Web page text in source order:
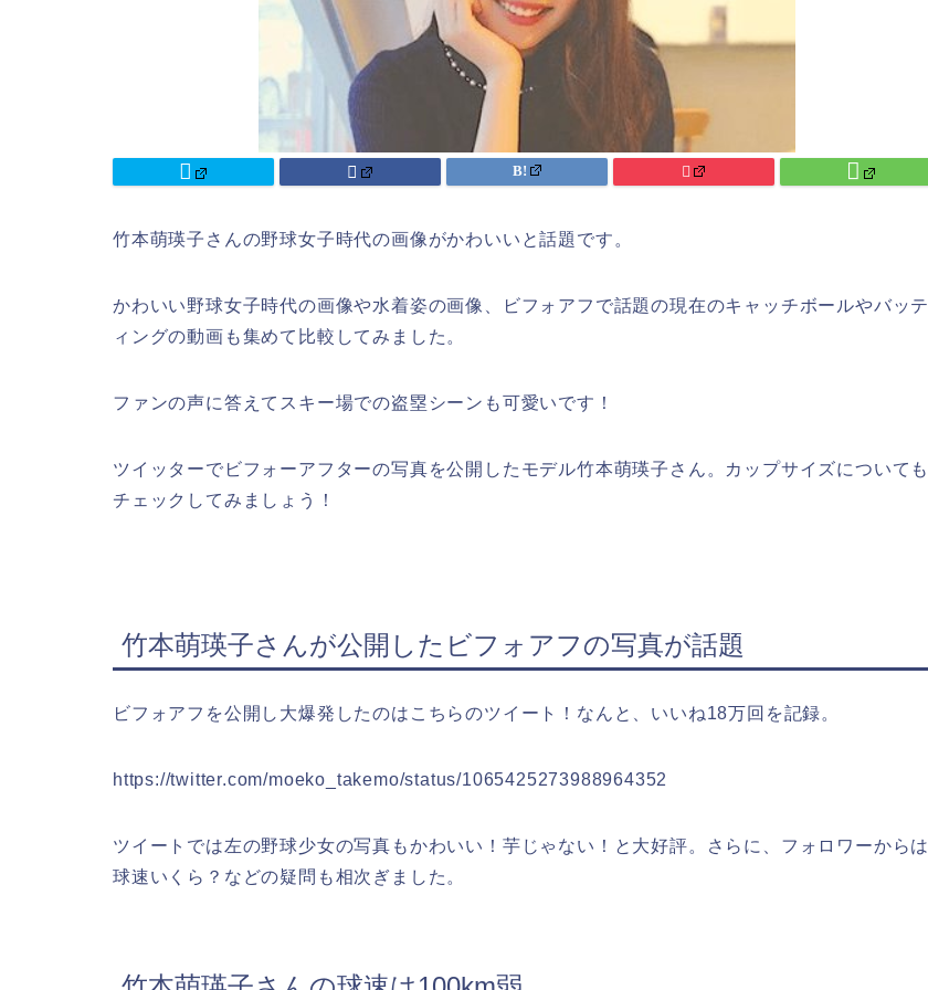
竹本萌瑛子さんの野球女子時代の画像がかわいいと話題です。
かわいい野球女子時代の画像や水着姿の画像、ビフォアフで話題の現在のキャッチボールやバッテ
ィングの動画も集めて比較してみました。
ファンの声に答えてスキー場での盗塁シーンも可愛いです！
ツイッターでビフォーアフターの写真を公開したモデル竹本萌瑛子さん。カップサイズについても
チェックしてみましょう！
竹本萌瑛子さんが公開したビフォアフの写真が話題
ビフォアフを公開し大爆発したのはこちらのツイート！なんと、いいね18万回を記録。
https://twitter.com/moeko_takemo/status/1065425273988964352
ツイートでは左の野球少女の写真もかわいい！芋じゃない！と大好評。さらに、フォロワーからは
球速いくら？などの疑問も相次ぎました。